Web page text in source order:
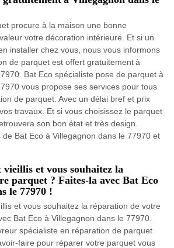
procure à la maison une bonne
votre décoration intérieure. Et si un
installer chez vous, nous vous informons
de parquet est offert gratuitement à
Bat Eco spécialiste pose de parquet à
vous propose ses services pour tous
de parquet. Avec un délai bref et prix
travaux. Et si vous choisissez le parquet
son bon état et très design.
Bat Eco à Villegagnon dans le 77970 et
vieillis et vous souhaitez la
parquet ? Faites-la avec Bat Eco
le 77970 !
et vous souhaitez la réparation de votre
Bat Eco à Villegagnon dans le 77970.
spécialiste en réparation de parquet
faire pour réparer votre parquet vous